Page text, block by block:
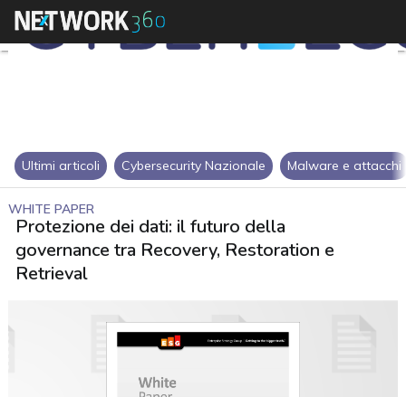
Ultimi articoli Cybersecurity Nazionale Malware e attacchi
WHITE PAPER
Protezione dei dati: il futuro della
governance tra Recovery, Restoration e
Retrieval